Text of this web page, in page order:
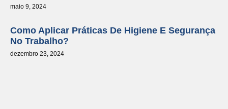
maio 9, 2024
Como Aplicar Práticas De Higiene E Segurança
No Trabalho?
dezembro 23, 2024